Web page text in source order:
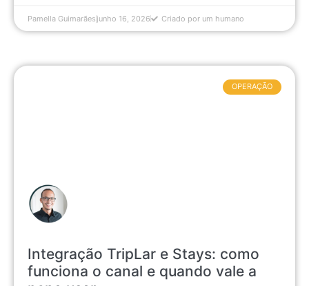
Pamella Guimarães junho 16, 2026 Criado por um humano
Integração TripLar e Stays: como
funciona o canal e quando vale a
OPERAÇÃO